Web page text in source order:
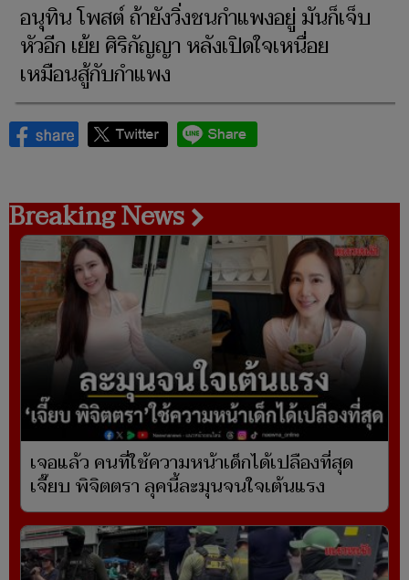
อนุทิน โพสต์ ถ้ายังวิ่งชนกำแพงอยู่ มันก็เจ็บ
หัวอีก เย้ย ศิริกัญญา หลังเปิดใจเหนื่อย
เหมือนสู้กับกำแพง
Breaking News
เจอแล้ว คนที่ใช้ความหน้าเด็กได้เปลืองที่สุด
เจี๊ยบ พิจิตตรา ลุคนี้ละมุนจนใจเต้นแรง